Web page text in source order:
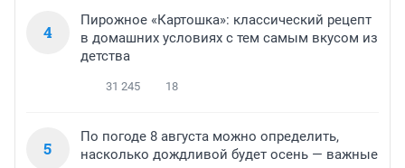
4
Пирожное «Картошка»: классический рецепт
в домашних условиях с тем самым вкусом из
детства
31 245 18
5
По погоде 8 августа можно определить,
насколько дождливой будет осень — важные